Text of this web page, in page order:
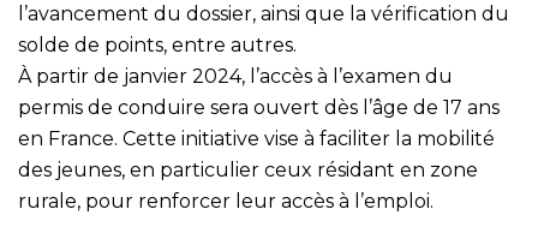
l’avancement du dossier, ainsi que la vérification du
solde de points, entre autres.
À partir de janvier 2024, l’accès à l’examen du
permis de conduire sera ouvert dès l’âge de 17 ans
en France. Cette initiative vise à faciliter la mobilité
des jeunes, en particulier ceux résidant en zone
rurale, pour renforcer leur accès à l’emploi.